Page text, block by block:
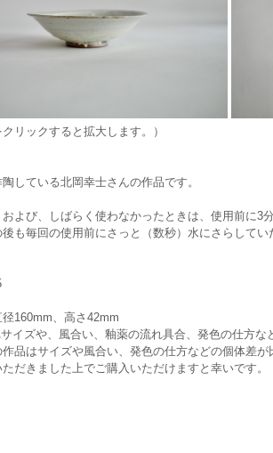
リックすると拡大します。）
している北岡幸士さんの作品です。
よび、しばらく使わなかったときは、使用前に3
後も毎回の使用前にさっと（数秒）水にさらして
160mm、高さ42mm
イズや、風合い、釉薬の流れ具合、発色の仕方な
品はサイズや風合い、発色の仕方などの個体差が
だきました上でご購入いただけますと幸いです。